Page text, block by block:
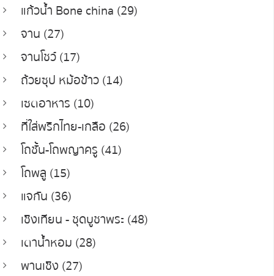
แก้วน้ำ Bone china (29)
จาน (27)
จานโชว์ (17)
ถ้วยซุป หม้อข้าว (14)
เซตอาหาร (10)
ที่ใส่พริกไทย-เกลือ (26)
โถชั้น-โถพญาครู (41)
โถพลู (15)
แจกัน (36)
เชิงเทียน - ชุดบูชาพระ (48)
เตาน้ำหอม (28)
พานเชิง (27)